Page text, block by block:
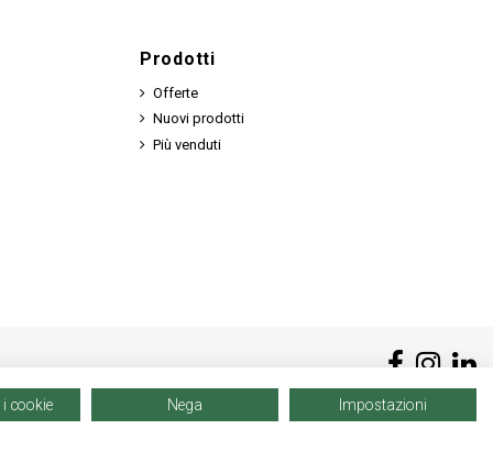
Prodotti
Offerte
Nuovi prodotti
Più venduti
cookie Nega Impostazioni